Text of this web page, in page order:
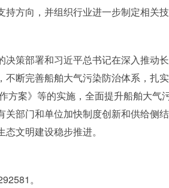
方向，并组织行业进一步制定相关技
策部署和习近平总书记在深入推动
断完善船舶大气污染防治体系，扎
案》等的实施，全面提升船舶大气
部门和单位加快制度创新和供给侧
态文明建设稳步推进。
。